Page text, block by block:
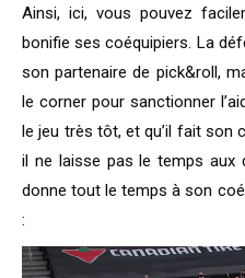
Ainsi, ici, vous pouvez
bonifie ses coéquipiers. La
son partenaire de pick&roll,
le corner pour sanctionner
le jeu très tôt, et qu’il fait son
il ne laisse pas le temps aux
donne tout le temps à son
: